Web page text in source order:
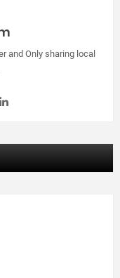
and Only sharing local